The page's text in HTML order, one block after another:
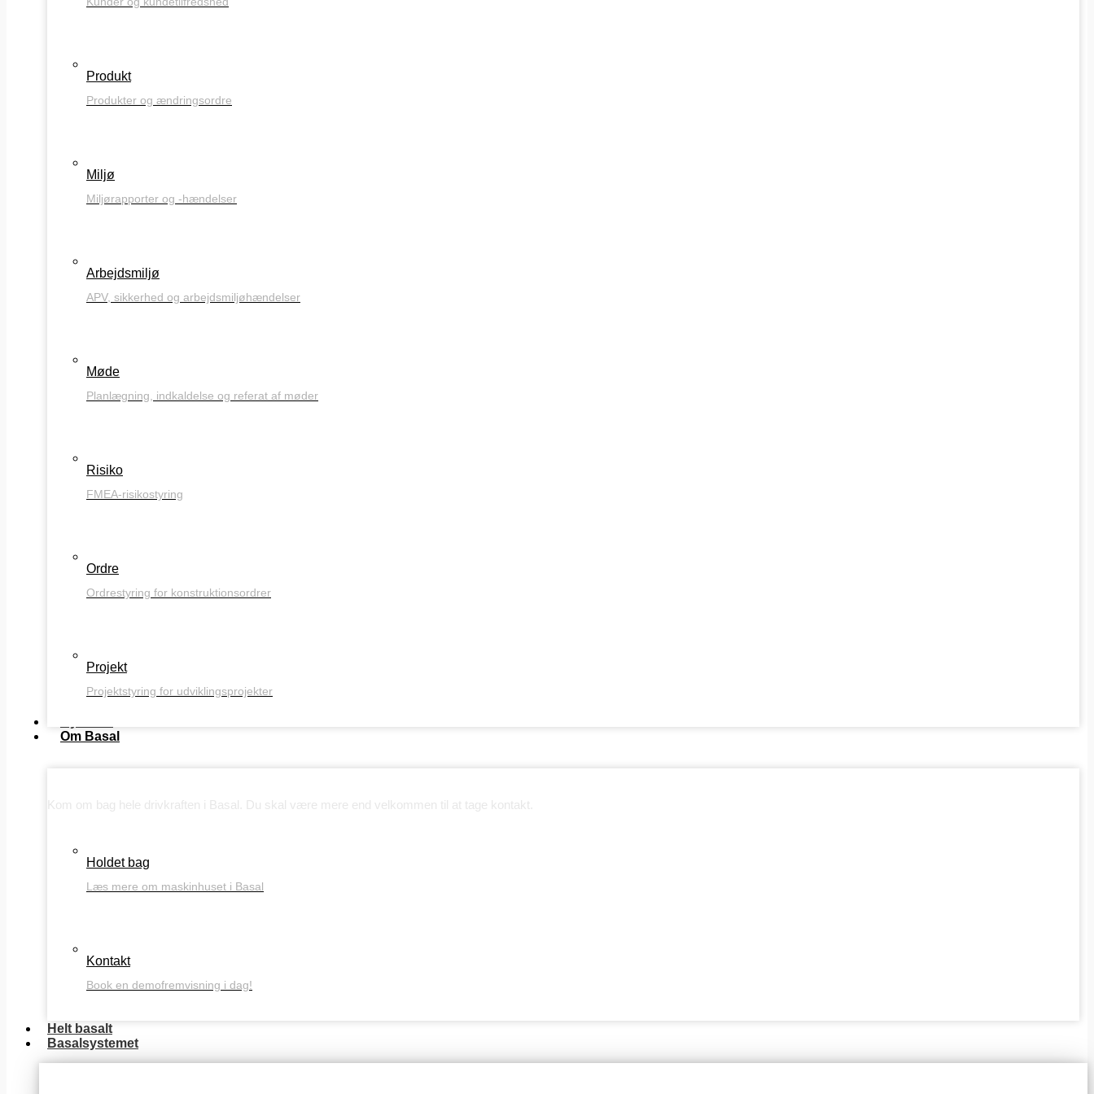
Produkt
Produkter og ændringsordre
Miljø
Miljørapporter og -hændelser
Arbejdsmiljø
APV, sikkerhed og arbejdsmiljøhændelser
Møde
Planlægning, indkaldelse og referat af møder
Risiko
FMEA-risikostyring
Ordre
Ordrestyring for konstruktionsordrer
Projekt
Projektstyring for udviklingsprojekter
Om Basal
Kom om bag hele drivkraften i Basal. Du skal være mere end velkommen til at tage kontakt.
Holdet bag
Læs mere om maskinhuset i Basal
Kontakt
Book en demofremvisning i dag!
Helt basalt
Basalsystemet